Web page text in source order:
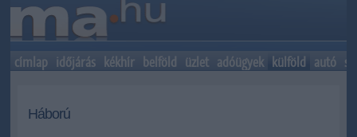
címlap időjárás kékhír belföld üzlet adóügyek külföld autó
Háború